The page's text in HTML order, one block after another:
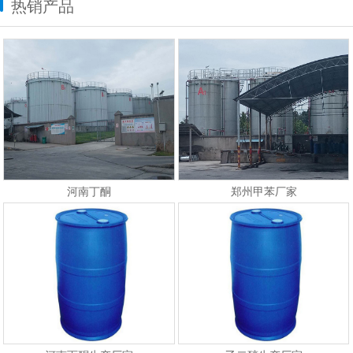
热销产品
河南丁酮 郑州甲苯厂家